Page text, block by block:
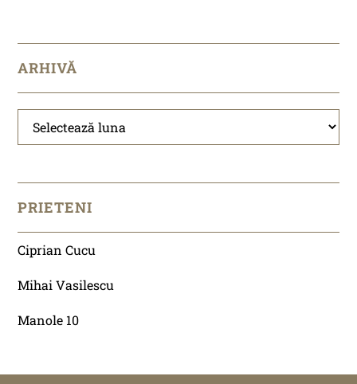
ARHIVĂ
Arhivă
PRIETENI
Ciprian Cucu
Mihai Vasilescu
Manole 10